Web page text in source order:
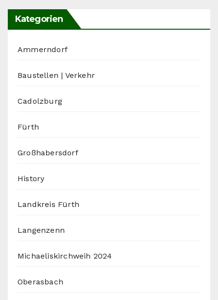
Kategorien
Ammerndorf
Baustellen | Verkehr
Cadolzburg
Fürth
Großhabersdorf
History
Landkreis Fürth
Langenzenn
Michaeliskirchweih 2024
Oberasbach